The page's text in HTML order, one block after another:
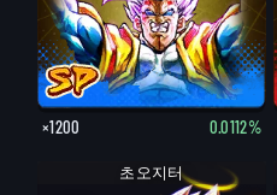
×1200 0.0112%
초오지터